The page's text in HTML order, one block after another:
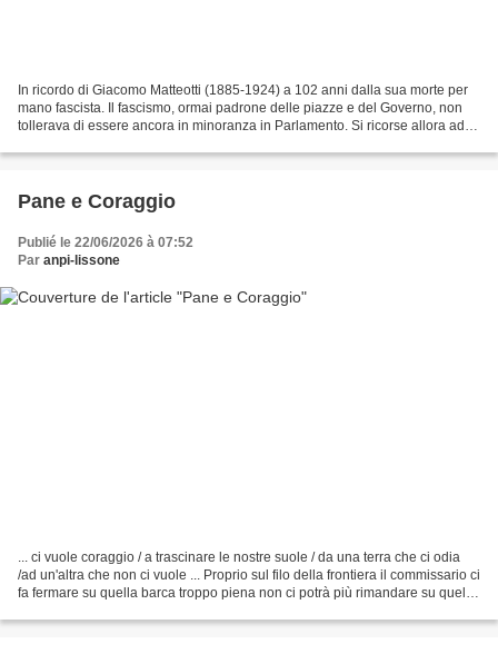
In ricordo di Giacomo Matteotti (1885-1924) a 102 anni dalla sua morte per
mano fascista. Il fascismo, ormai padrone delle piazze e del Governo, non
tollerava di essere ancora in minoranza in Parlamento. Si ricorse allora ad
Pane e Coraggio
Publié le 22/06/2026 à 07:52
Par anpi-lissone
... ci vuole coraggio / a trascinare le nostre suole / da una terra che ci odia
/ad un'altra che non ci vuole ... Proprio sul filo della frontiera il commissario ci
fa fermare su quella barca troppo piena non ci potrà più rimandare su quella